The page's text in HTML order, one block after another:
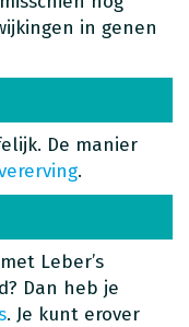
in genen
De manier
.
Leber’s
Dan heb je
. Je kunt erover